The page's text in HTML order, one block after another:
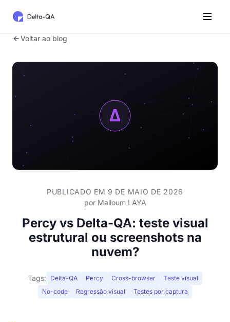
Voltar ao blog
PUBLICADO EM 9 DE MAIO DE 2026
por Malloum LAYA
Percy vs Delta-QA: teste visual
estrutural ou screenshots na
nuvem?
Tags: Delta-QA Percy Cross-browser
Teste visual
No-code
Regressão visual Testes por captura